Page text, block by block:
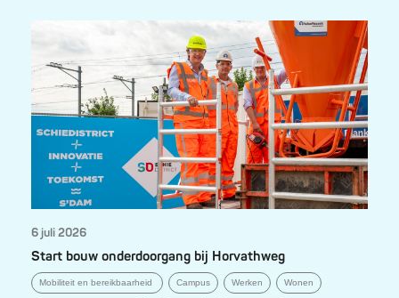
6 juli 2026
Start bouw onderdoorgang bij Horvathweg
Mobiliteit en bereikbaarheid Campus Werken Wonen